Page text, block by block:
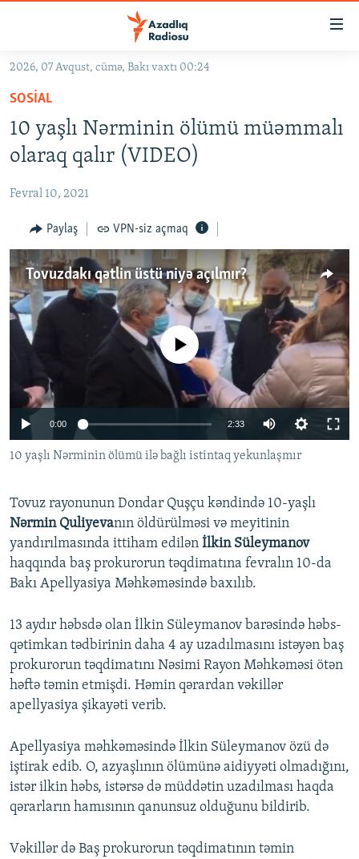
Əsas
qayıt
Əsas
naviqasiyaya
qayıt
Axtarışa
GÜNDƏM
KORRUPSIOMETR
#ƏSLINDƏ
FƏRQƏ BAX
QANUNI DOĞRU
ARAŞDIRMA
MULTIMEDIA
VIDEO
FOTOQALEREYA
KARIKATURA
RADIO ARXIV
OXU ZALI
AZƏRBAYCAN ƏDƏBIYYATI KITABXANASI
İSLAM VƏ DEMOKRATIYA
İZ - MƏDƏNIYYƏT PROQRAMI
HAQQIMIZDA
PEŞƏ ETIKASI VƏ JURNALISTIKA STANDARTLARIMIZ
MATERIALLARIMIZDAN ISTIFADƏ
AZADLIQRADIOSU MOBIL TELEFONUNUZDA
XƏBƏR BÜLLETENLƏRIMIZ
BIZI IZLƏ
RFE/RL-in bütün saytları
2026, 07 Avqust, cümə, Bakı vaxtı 00:24
SOSIAL
10 yaşlı Nərminin ölümü müəmmalı
olaraq qalır (VIDEO)
Fevral 10, 2021
Paylaş VPN-siz açmaq
Tovuzdakı qətlin üstü niyə açılmır?
Auto 240p 480p
No media source currently available
0:00 2:33
480p
1080p
10 yaşlı Nərminin ölümü ilə bağlı istintaq yekunlaşmır
Tovuz rayonunun Dondar Quşçu kəndində 10-yaşlı
Nərmin Quliyevanın öldürülməsi və meyitinin
yandırılmasında ittiham edilən İlkin Süleymanov
haqqında baş prokurorun təqdimatına fevralın 10-da
Bakı Apellyasiya Məhkəməsində baxılıb.
13 aydır həbsdə olan İlkin Süleymanov barəsində həbs-
qətimkan tədbirinin daha 4 ay uzadılmasını istəyən baş
prokurorun təqdimatını Nəsimi Rayon Məhkəməsi ötən
həftə təmin etmişdi. Həmin qərardan vəkillər
apellyasiya şikayəti verib.
Apellyasiya məhkəməsində İlkin Süleymanov özü də
iştirak edib. O, azyaşlının ölümünə aidiyyəti olmadığını,
istər ilkin həbs, istərsə də müddətin uzadılması haqda
qərarların hamısının qanunsuz olduğunu bildirib.
Vəkillər də Baş prokurorun təqdimatının təmin